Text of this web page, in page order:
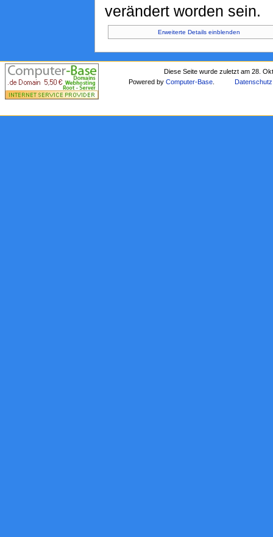
verändert worden sein.
Erweiterte Details einblenden
Diese Seite wurde zuletzt am 28.
Powered byComputer-Base Datenschutz